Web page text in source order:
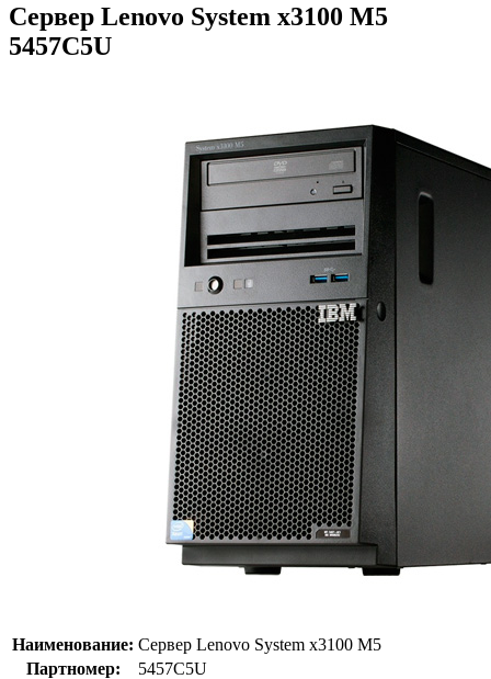
Сервер Lenovo System x3100 M5
5457C5U
Наименование: Сервер Lenovo System x3100 M5
Партномер:
5457C5U